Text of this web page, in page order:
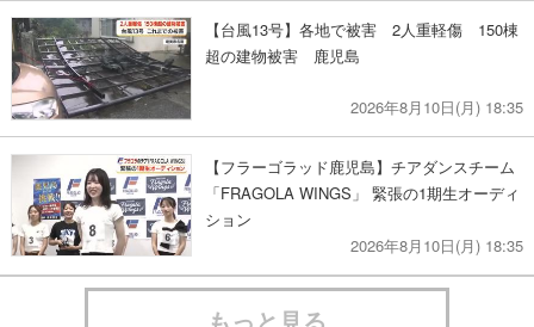
【台風13号】各地で被害 2人重軽傷 150棟
超の建物被害 鹿児島
2026年8月10日(月) 18:35
【フラーゴラッド鹿児島】チアダンスチーム
「FRAGOLA WINGS」 緊張の1期生オーディ
ション
2026年8月10日(月) 18:35